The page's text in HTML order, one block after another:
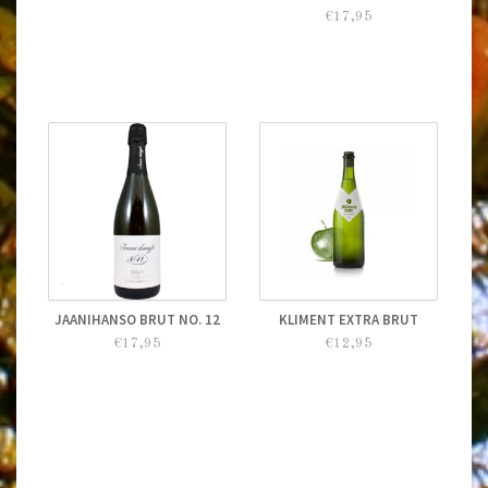
€17,95
JAANIHANSO BRUT NO. 12
€17,95
KLIMENT EXTRA BRUT
€12,95